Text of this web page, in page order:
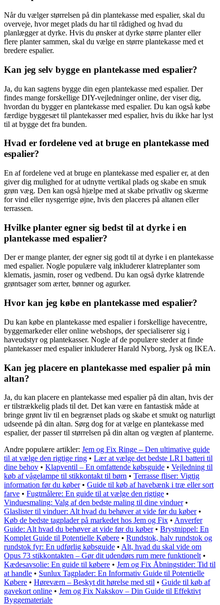
Når du vælger størrelsen på din plantekasse med espalier, skal du
overveje, hvor meget plads du har til rådighed og hvad du
planlægger at dyrke. Hvis du ønsker at dyrke større planter eller
flere planter sammen, skal du vælge en større plantekasse med et
bredere espalier.
Kan jeg selv bygge en plantekasse med espalier?
Ja, du kan sagtens bygge din egen plantekasse med espalier. Der
findes mange forskellige DIY-vejledninger online, der viser dig,
hvordan du bygger en plantekasse med espalier. Du kan også købe
færdige byggesæt til plantekasser med espalier, hvis du ikke har lyst
til at bygge det fra bunden.
Hvad er fordelene ved at bruge en plantekasse med
espalier?
En af fordelene ved at bruge en plantekasse med espalier er, at den
giver dig mulighed for at udnytte vertikal plads og skabe en smuk
grøn væg. Den kan også hjælpe med at skabe privatliv og skærme
for vind eller nysgerrige øjne, hvis den placeres på altanen eller
terrassen.
Hvilke planter egner sig bedst til at dyrke i en
plantekasse med espalier?
Der er mange planter, der egner sig godt til at dyrke i en plantekasse
med espalier. Nogle populære valg inkluderer klatreplanter som
klematis, jasmin, roser og vedbend. Du kan også dyrke klatrende
grøntsager som ærter, bønner og agurker.
Hvor kan jeg købe en plantekasse med espalier?
Du kan købe en plantekasse med espalier i forskellige havecentre,
byggemarkeder eller online webshops, der specialiserer sig i
haveudstyr og plantekasser. Nogle af de populære steder at finde
plantekasser med espalier inkluderer Harald Nyborg, Jysk og IKEA.
Kan jeg placere en plantekasse med espalier på min
altan?
Ja, du kan placere en plantekasse med espalier på din altan, hvis der
er tilstrækkelig plads til det. Det kan være en fantastisk måde at
bringe grønt liv til en begrænset plads og skabe et smukt og naturligt
udseende på din altan. Sørg dog for at vælge en plantekasse med
espalier, der passer til størrelsen på din altan og vægten af planterne.
Andre populære artikler: Jem og Fix Ringe – Den ultimative guide
til at vælge den rigtige ring • Lær at vælge det bedste LR1 batteri til
dine behov • Klapventil – En omfattende købsguide • Vejledning til
køb af vågelampe til stikkontakt til børn • Terrasse fliser: Vigtig
information før du køber• Guide til køb af havebænk i træ eller sort
farve • Fugtmålere: En guide til at vælge den rigtige •
Vinduesmaling: Valg af den bedste maling til dine vinduer•
Glaslister til vinduer: Alt hvad du behøver at vide før du køber•
Køb de bedste tagplader på markedet hos Jem og Fix • Anverfer
Guide: Alt hvad du behøver at vide før du køber• Brystnippel: En
Komplet Guide til Potentielle Købere • Rundstok, halv rundstok og
rundstok fyr: En udførlig købsguide • Alt, hvad du skal vide om
Opus 73 stikkontakten – Gør dit udendørs rum mere funktionelt •
Kædesavsolie: En guide til købere • Jem og Fix Åbningstider: Tid til
at handle • Sunlux Tagplader: En Informativ Guide til Potentielle
Købere • Høreværn – Beskyt dit hørelse med stil • Guide til køb af
gavekort online • Jem og Fix Nakskov – Din Guide til Effektivt
Byggemateriale